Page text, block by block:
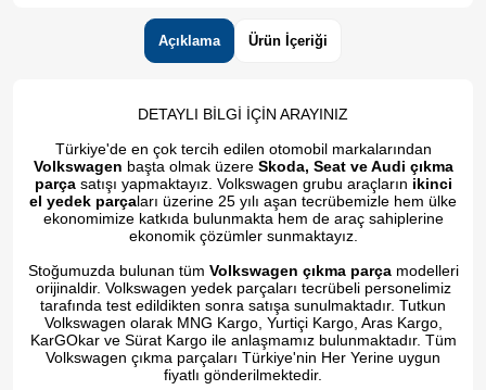
Açıklama Ürün İçeriği
DETAYLI BİLGİ İÇİN ARAYINIZ
Türkiye'de en çok tercih edilen otomobil markalarından
Volkswagen başta olmak üzere Skoda, Seat ve Audi çıkma
parçasatışı yapmaktayız. Volkswagen grubu araçların ikinci
el yedek parçaları üzerine 25 yılı aşan tecrübemizle hem ülke
ekonomimize katkıda bulunmakta hem de araç sahiplerine
ekonomik çözümler sunmaktayız.
Stoğumuzda bulunan tüm Volkswagen çıkma parçamodelleri
orijinaldir. Volkswagen yedek parçaları tecrübeli personelimiz
tarafında test edildikten sonra satışa sunulmaktadır. Tutkun
Volkswagen olarak MNG Kargo, Yurtiçi Kargo, Aras Kargo,
KarGOkar ve Sürat Kargo ile anlaşmamız bulunmaktadır. Tüm
Volkswagen çıkma parçaları Türkiye'nin Her Yerine uygun
fiyatlı gönderilmektedir.